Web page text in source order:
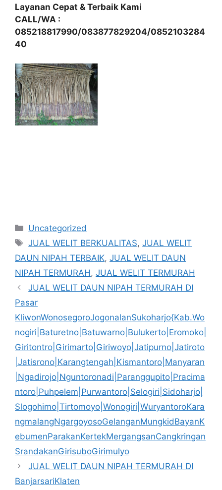
Layanan Cepat & Terbaik Kami
CALL/WA :
085218817990/083877829204/0852103284
40
Kategori
Uncategorized
Tag
JUAL WELIT BERKUALITAS,JUAL WELIT
DAUN NIPAH TERBAIK, JUAL WELIT DAUN
NIPAH TERMURAH, JUAL WELIT TERMURAH
JUAL WELIT DAUN NIPAH TERMURAH DI
Pasar
KliwonWonosegoroJogonalanSukoharjo{Kab.Wo
nogiri|Baturetno|Batuwarno|Bulukerto|Eromoko|
Giritontro|Girimarto|Giriwoyo|Jatipurno|Jatiroto
|Jatisrono|Karangtengah|Kismantoro|Manyaran
|Ngadirojo|Nguntoronadi|Paranggupito|Pracima
ntoro|Puhpelem|Purwantoro|Selogiri|Sidoharjo|
Slogohimo|Tirtomoyo|Wonogiri|WuryantoroKara
ngmalangNgargoyosoGelanganMungkidBayanK
ebumenParakanKertekMergangsanCangkringan
SrandakanGirisuboGirimulyo
JUAL WELIT DAUN NIPAH TERMURAH DI
BanjarsariKlaten